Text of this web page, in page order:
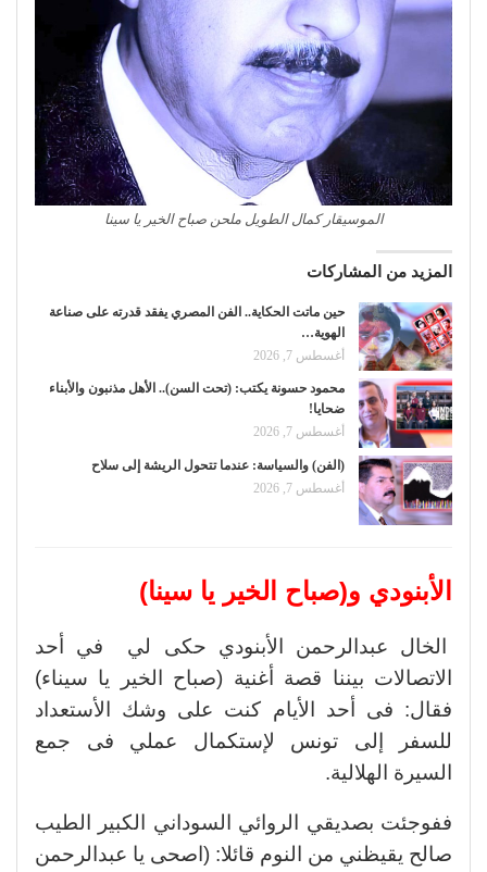
الموسيقار كمال الطويل ملحن صباح الخير يا سينا
المزيد من المشاركات
حين ماتت الحكاية.. الفن المصري يفقد قدرته على صناعة
الهوية…
أغسطس 7, 2026
محمود حسونة يكتب: (تحت السن).. الأهل مذنبون والأبناء
ضحايا!
أغسطس 7, 2026
(الفن) والسياسة: عندما تتحول الريشة إلى سلاح
أغسطس 7, 2026
الأبنودي و(صباح الخير يا سينا)
الخال عبدالرحمن الأبنودي حكى لي في أحد
الاتصالات بيننا قصة أغنية (صباح الخير يا سيناء)
فقال: فى أحد الأيام كنت على وشك الأستعداد
للسفر إلى تونس لإستكمال عملي فى جمع
السيرة الهلالية.
ففوجئت بصديقي الروائي السوداني الكبير الطيب
صالح يقيظني من النوم قائلا: (اصحى يا عبدالرحمن